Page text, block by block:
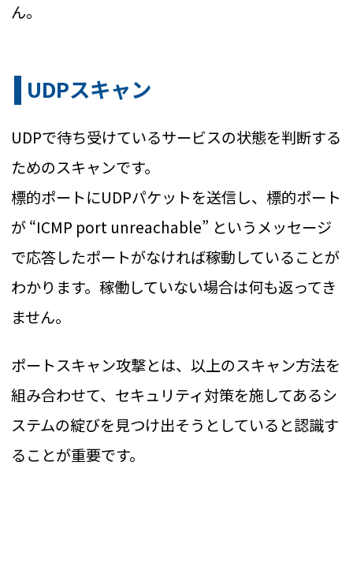
ん。
UDPスキャン
UDPで待ち受けているサービスの状態を判断する
ためのスキャンです。
標的ポートにUDPパケットを送信し、標的ポート
が “ICMP port unreachable” というメッセージ
で応答したポートがなければ稼動していることが
わかります。稼働していない場合は何も返ってき
ません。
ポートスキャン攻撃とは、以上のスキャン方法を
組み合わせて、セキュリティ対策を施してあるシ
ステムの綻びを見つけ出そうとしていると認識す
ることが重要です。